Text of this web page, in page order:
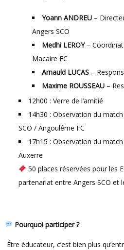
Yoann ANDREU –
Angers SCO
Medhi LEROY–
Macaire FC
Arnauld LUCAS –
Maxime ROUSSEAU –
12h00 : Verre de l’amitié
14h30 : Observation du
SCO / Angoulême FC
17h15 : Observation du
Auxerre
50 places réservées pour les
partenariat entre Angers SCO et
Pourquoi participer ?
Être éducateur, c’est bien plus